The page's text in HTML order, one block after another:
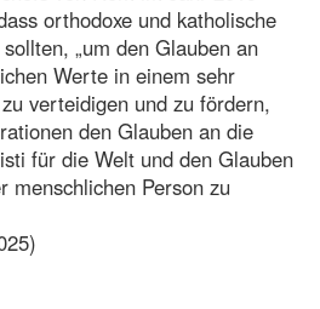
orthodoxe und katholische
„um den Glauben an
Werte in einem sehr
verteidigen und zu fördern,
den Glauben an die
für die Welt und den Glauben
menschlichen Person zu